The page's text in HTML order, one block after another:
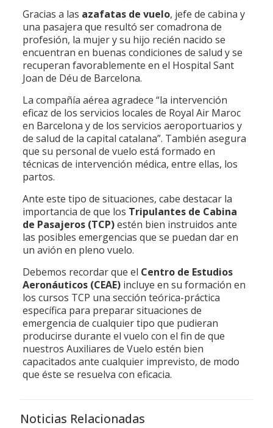
Gracias a las azafatas de vuelo, jefe de cabina y
una pasajera que resultó ser comadrona de
profesión, la mujer y su hijo recién nacido se
encuentran en buenas condiciones de salud y se
recuperan favorablemente en el Hospital Sant
Joan de Déu de Barcelona.
La compañía aérea agradece “la intervención
eficaz de los servicios locales de Royal Air Maroc
en Barcelona y de los servicios aeroportuarios y
de salud de la capital catalana”. También asegura
que su personal de vuelo está formado en
técnicas de intervención médica, entre ellas, los
partos.
Ante este tipo de situaciones, cabe destacar la
importancia de que los Tripulantes de Cabina
de Pasajeros (TCP)estén bien instruidos ante
las posibles emergencias que se puedan dar en
un avión en pleno vuelo.
Debemos recordar que el Centro de Estudios
Aeronáuticos (CEAE)incluye en su formación en
los cursos TCP una sección teórica-práctica
específica para preparar situaciones de
emergencia de cualquier tipo que pudieran
producirse durante el vuelo con el fin de que
nuestros Auxiliares de Vuelo estén bien
capacitados ante cualquier imprevisto, de modo
que éste se resuelva con eficacia.
Noticias Relacionadas